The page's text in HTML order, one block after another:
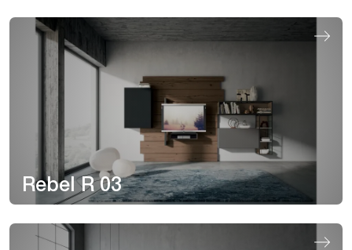
Rebel R 03